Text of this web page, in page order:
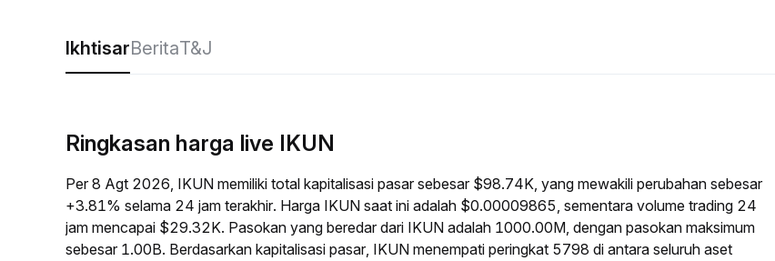
IkhtisarBeritaT&J
Ringkasan harga live IKUN
Per 8 Agt 2026, IKUN memiliki total kapitalisasi pasar sebesar $98.74K, yang mewakili perubahan sebesar
+3.81% selama 24 jam terakhir. Harga IKUN saat ini adalah $0.00009865, sementara volume trading 24
jam mencapai $29.32K. Pasokan yang beredar dari IKUN adalah 1000.00M, dengan pasokan maksimum
sebesar 1.00B. Berdasarkan kapitalisasi pasar, IKUN menempati peringkat 5798 di antara seluruh aset